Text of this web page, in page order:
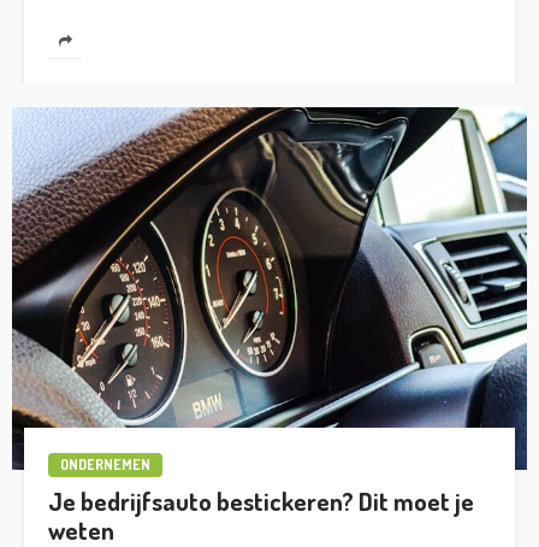
ONDERNEMEN
Je bedrijfsauto bestickeren? Dit moet je
weten